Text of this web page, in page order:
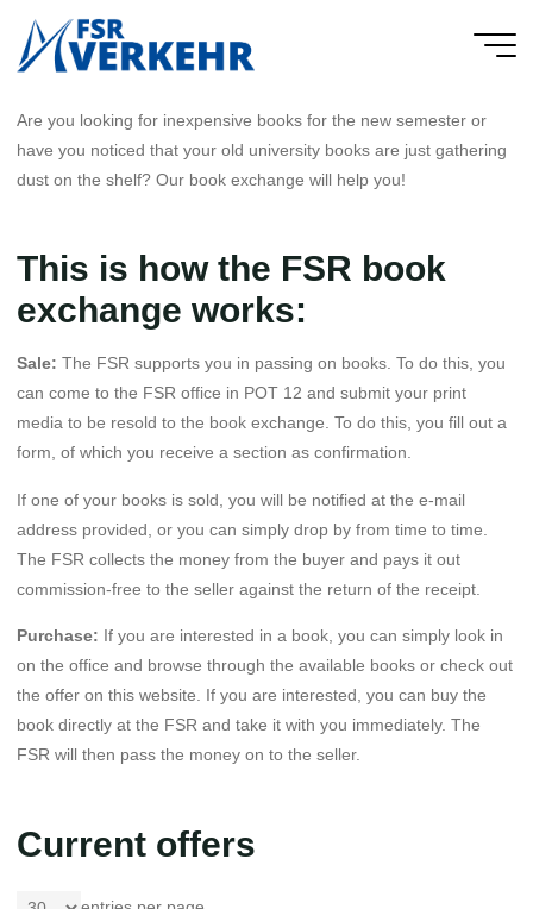
content
Are you looking for inexpensive books for the new semester or
have you noticed that your old university books are just gathering
dust on the shelf? Our book exchange will help you!
This is how the FSR book
exchange works:
Sale:The FSR supports you in passing on books. To do this, you
can come to the FSR office in POT 12 and submit your print
media to be resold to the book exchange. To do this, you fill out a
form, of which you receive a section as confirmation.
If one of your books is sold, you will be notified at the e-mail
address provided, or you can simply drop by from time to time.
The FSR collects the money from the buyer and pays it out
commission-free to the seller against the return of the receipt.
Purchase: If you are interested in a book, you can simply look in
on the office and browse through the available books or check out
the offer on this website. If you are interested, you can buy the
book directly at the FSR and take it with you immediately. The
FSR will then pass the money on to the seller.
Current offers